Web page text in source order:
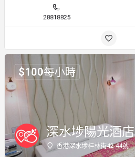
28818825
深水埗陽光酒店
香港深水埗桂林街42-44號
$100每小時